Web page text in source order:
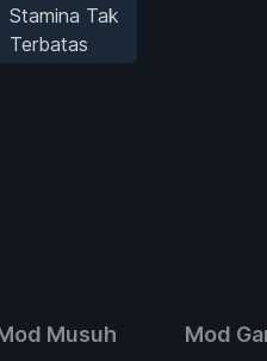
Stamina Tak
Terbatas
Musuh Mod